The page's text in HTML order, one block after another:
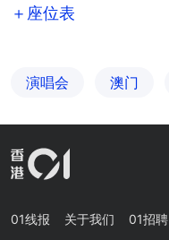
＋座位表
演唱会 澳门
01线报 关于我们 01招聘